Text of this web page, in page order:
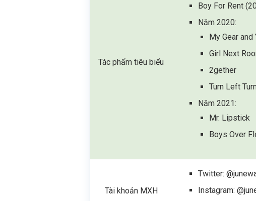
Tác phẩm tiêu biểu
Boy For Rent
Năm 2020:
My Gear and
Girl Next
2gether
Turn Left
Năm 2021:
Mr. Lipstick
Boys Over
Tài khoản MXH
Twitter:
Instagram: